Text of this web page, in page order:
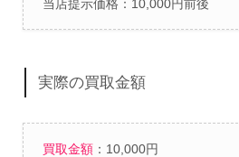
当店提示価格：10,000円前後
実際の買取金額
買取金額：10,000円